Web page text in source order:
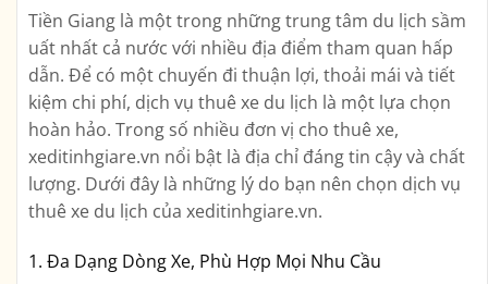
Tiền Giang là một trong những trung tâm du lịch sầm
uất nhất cả nước với nhiều địa điểm tham quan hấp
dẫn. Để có một chuyến đi thuận lợi, thoải mái và tiết
kiệm chi phí, dịch vụ thuê xe du lịch là một lựa chọn
hoàn hảo. Trong số nhiều đơn vị cho thuê xe,
xeditinhgiare.vn nổi bật là địa chỉ đáng tin cậy và chất
lượng. Dưới đây là những lý do bạn nên chọn dịch vụ
thuê xe du lịch của xeditinhgiare.vn.
1. Đa Dạng Dòng Xe, Phù Hợp Mọi Nhu Cầu